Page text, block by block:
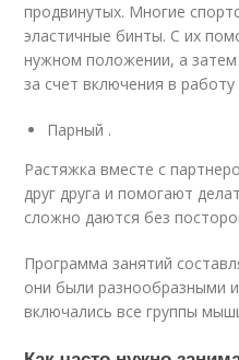
продвинутых. Многие
эластичные бинты. С их
нужном положении, а
за счет включения в работу
Парный .
Растяжка вместе с
друг друга и помогают
сложно даются без
Программа занятий
они были разнообразными
включались все группы